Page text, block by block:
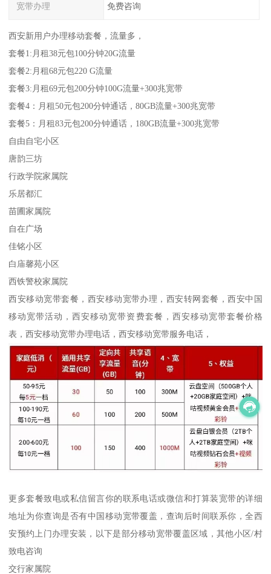
宽带办理 免费咨询
西安新用户办理移动套餐，流量多，
套餐1:月租38元包100分钟20G流量
套餐2:月租68元包220 G流量
套餐3:月租69元包200分钟100G流量+300兆宽带
套餐4：月租50元包200分钟通话，80GB流量+300兆宽带
套餐5：月租83元包200分钟通话，180GB流量+300兆宽带
自由自宅小区
唐韵三坊
行政学院家属院
乐居都汇
苗圃家属院
自在广场
佳铭小区
白庙馨苑小区
西铁警校家属院
西安移动宽带套餐，西安移动宽带办理，西安转网套餐，西安中国
移动宽带活动，西安移动宽带资费套餐，西安移动宽带套餐价格
表，西安移动宽带办理电话，西安移动宽带服务电话，
更多套餐致电或私信留言你的联系电话或微信和打算装宽带的详细
地址为你查询是否有中国移动宽带覆盖，查询后时间联系你，全西
安预约上门办理安装，以下是部分移动宽带覆盖区域，其他小区/村
致电咨询
交行家属院